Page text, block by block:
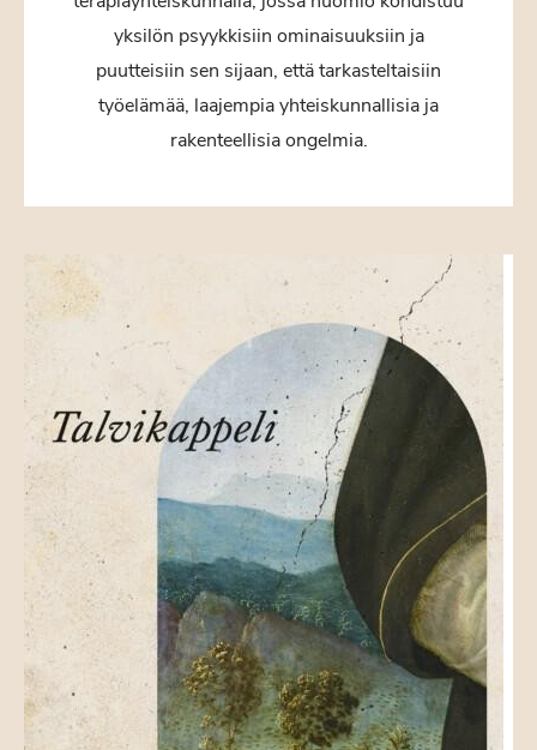
yksilön psyykkisiin ominaisuuksiin ja
puutteisiin sen sijaan, että tarkasteltaisiin
työelämää, laajempia yhteiskunnallisia ja
rakenteellisia ongelmia.